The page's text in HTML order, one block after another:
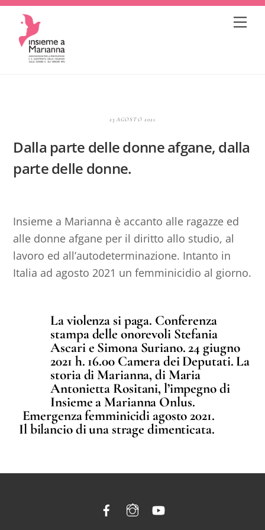
Skip
content
23 AGOSTO 2021
Dalla parte delle donne afgane, dalla
parte delle donne.
Insieme a Marianna è accanto alle ragazze ed
alle donne afgane per il diritto allo studio, al
lavoro ed all’autodeterminazione. Intanto in
Italia ad agosto 2021 un femminicidio al giorno.
La violenza si paga. Conferenza
stampa delle onorevoli Stefania
Ascari e Simona Suriano. 24 giugno
2021 h. 16.00 Camera dei Deputati. La
storia di Marianna, di Maria
Antonietta Rositani, l’impegno di
Insieme a Marianna Onlus.
Emergenza femminicidi agosto 2021.
Il bilancio di una strage dimenticata.
Back
Facebook